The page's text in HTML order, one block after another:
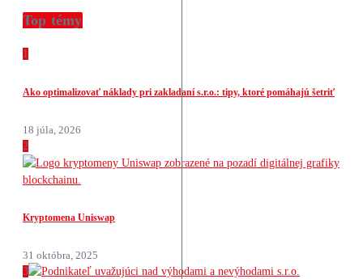
Top témy
1
Ako optimalizovať náklady pri zakladaní s.r.o.: tipy, ktoré pomáhajú šetriť
18 júla, 2026
2
Kryptomena Uniswap
31 októbra, 2025
3